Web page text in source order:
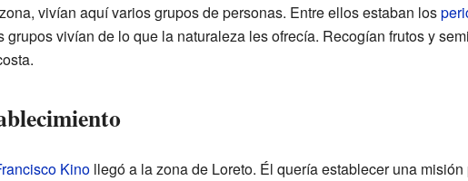
vivían aquí varios grupos de personas. Entre ellos estaban los
grupos vivían de lo que la naturaleza les ofrecía. Recogían frutos y
Kinollegó a la zona de Loreto. Él quería establecer una misión